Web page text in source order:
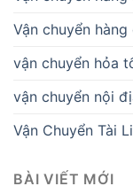
Vận chuyển
vận chuyển hỏa
vận chuyển nội
Vận Chuyển Tài
BÀI VIẾT MỚI